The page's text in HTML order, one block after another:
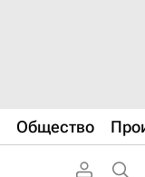
Общество